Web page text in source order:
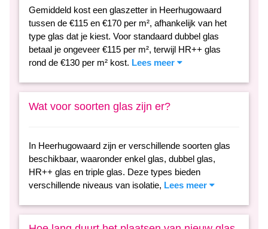
Gemiddeld kost een glaszetter in Heerhugowaard
tussen de €115 en €170 per m², afhankelijk van het
type glas dat je kiest. Voor standaard dubbel glas
betaal je ongeveer €115 per m², terwijl HR++ glas
rond de €130 per m² kost. Lees meer
Wat voor soorten glas zijn er?
In Heerhugowaard zijn er verschillende soorten glas
beschikbaar, waaronder enkel glas, dubbel glas,
HR++ glas en triple glas. Deze types bieden
verschillende niveaus van isolatie, Lees meer